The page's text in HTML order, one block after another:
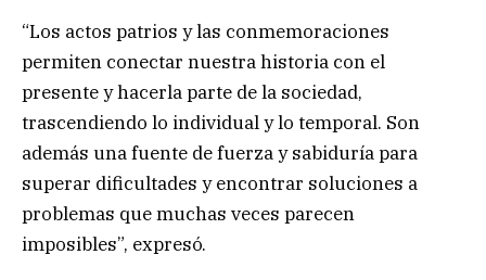
“Los actos patrios y las conmemoraciones
permiten conectar nuestra historia con el
presente y hacerla parte de la sociedad,
trascendiendo lo individual y lo temporal. Son
además una fuente de fuerza y sabiduría para
superar dificultades y encontrar soluciones a
problemas que muchas veces parecen
imposibles”, expresó.